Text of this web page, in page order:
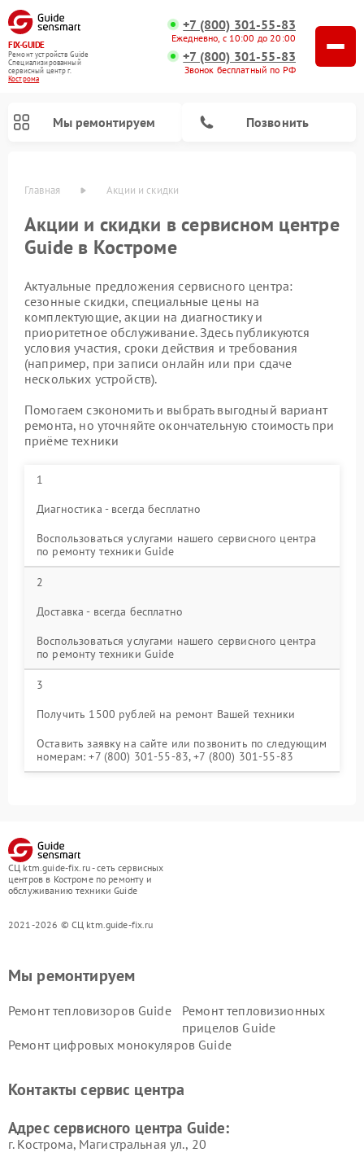
FIX-GUIDE
Ремонт устройств Guide
Специализированный
cервисный центр г.
Кострома
+7 (800) 301-55-83
Ежедневно, с 10:00 до 20:00
+7 (800) 301-55-83
Звонок бесплатный по РФ
Мы ремонтируем Позвонить
Главная Акции и скидки
Акции и скидки в сервисном центре
Guide в Костроме
Актуальные предложения сервисного центра:
сезонные скидки, специальные цены на
комплектующие, акции на диагностику и
приоритетное обслуживание. Здесь публикуются
условия участия, сроки действия и требования
(например, при записи онлайн или при сдаче
нескольких устройств).
Помогаем сэкономить и выбрать выгодный вариант
ремонта, но уточняйте окончательную стоимость при
приёме техники
1
Диагностика - всегда бесплатно
Воспользоваться услугами нашего сервисного центра
по ремонту техники Guide
2
Доставка - всегда бесплатно
Воспользоваться услугами нашего сервисного центра
по ремонту техники Guide
3
Получить 1500 рублей на ремонт Вашей техники
Оставить заявку на сайте или позвонить по следующим
номерам: +7 (800) 301-55-83, +7 (800) 301-55-83
СЦ ktm.guide-fix.ru - сеть сервисных
центров в Костроме по ремонту и
обслуживанию техники Guide
2021-2026 © СЦ ktm.guide-fix.ru
Мы ремонтируем
Ремонт тепловизоров Guide
Ремонт тепловизионных
прицелов Guide
Ремонт цифровых монокуляров Guide
Контакты сервис центра
Адрес сервисного центра Guide:
г. Кострома, Магистральная ул., 20